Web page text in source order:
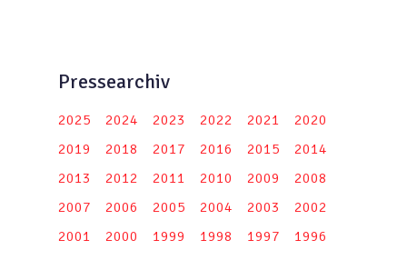
Pressearchiv
2025 2024 2023 2022 2021
2020
2019
2018 2017 2016 2015
2014
2013
2012 2011 2010 2009
2008
2007
2006 2005 2004 2003
2002
2001
2000 1999 1998 1997 1996